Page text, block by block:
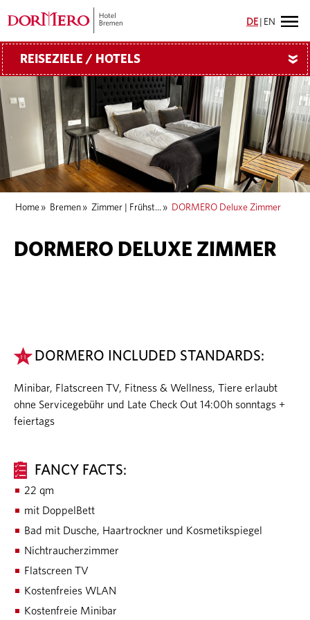
DE EN
REISEZIELE / HOTELS »
Home » Bremen » Zimmer | Frühst... » DORMERO Deluxe Zimmer
DORMERO DELUXE ZIMMER
DORMERO INCLUDED STANDARDS:
Minibar, Flatscreen TV, Fitness & Wellness, Tiere erlaubt
ohne Servicegebühr und Late Check Out 14:00h sonntags +
feiertags
FANCY FACTS:
22 qm
mit DoppelBett
Bad mit Dusche, Haartrockner und Kosmetikspiegel
Nichtraucherzimmer
Flatscreen TV
Kostenfreies WLAN
Kostenfreie Minibar